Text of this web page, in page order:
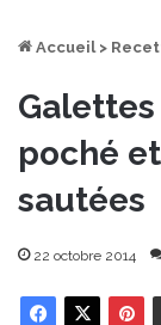
Accueil >
poché
sautées
22 octobre 2014